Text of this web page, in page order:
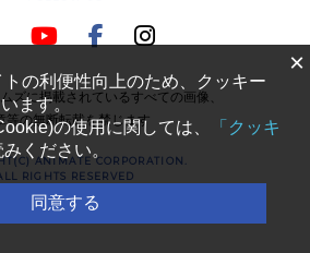
ズに掲載されているすべての画像、
等の無断転載を禁じます
ANIMATE CORPORATION.
RIGHTS RESERVED
×
の利便性向上のため、クッキー
ます。
の使用に関しては、
「クッキ
ください。
同意する